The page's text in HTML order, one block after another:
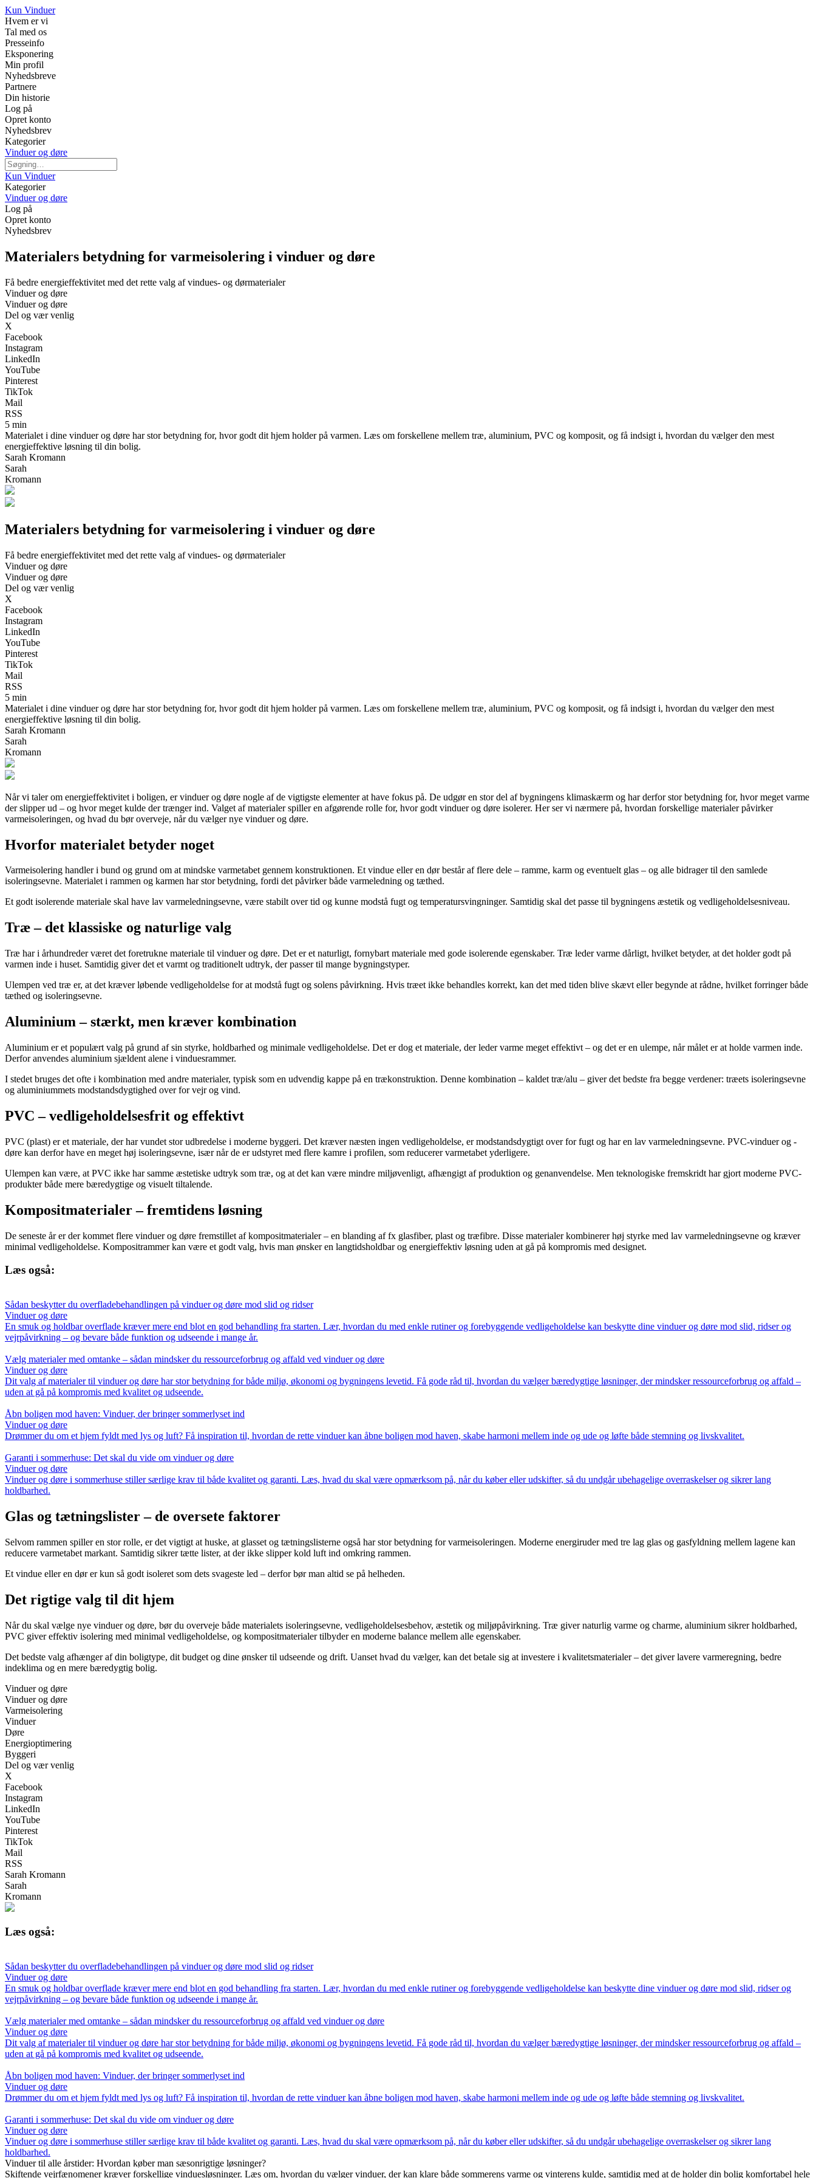
Kun Vinduer
Hvem er vi
Tal med os
Presseinfo
Eksponering
Min profil
Nyhedsbreve
Partnere
Din historie
Log på
Opret konto
Nyhedsbrev
Kategorier
Vinduer og døre
Kun Vinduer
Kategorier
Vinduer og døre
Log på
Opret konto
Nyhedsbrev
Materialers betydning for varmeisolering i vinduer og døre
Få bedre energieffektivitet med det rette valg af vindues- og dørmaterialer
Vinduer og døre
Vinduer og døre
Del og vær venlig
X
Facebook
Instagram
LinkedIn
YouTube
Pinterest
TikTok
Mail
RSS
5 min
Materialet i dine vinduer og døre har stor betydning for, hvor godt dit hjem holder på varmen. Læs om forskellene mellem træ, aluminium, PVC og komposit, og få indsigt i, hvordan du vælger den mest
energieffektive løsning til din bolig.
Sarah Kromann
Sarah
Kromann
Materialers betydning for varmeisolering i vinduer og døre
Få bedre energieffektivitet med det rette valg af vindues- og dørmaterialer
Vinduer og døre
Vinduer og døre
Del og vær venlig
X
Facebook
Instagram
LinkedIn
YouTube
Pinterest
TikTok
Mail
RSS
5 min
Materialet i dine vinduer og døre har stor betydning for, hvor godt dit hjem holder på varmen. Læs om forskellene mellem træ, aluminium, PVC og komposit, og få indsigt i, hvordan du vælger den mest
energieffektive løsning til din bolig.
Sarah Kromann
Sarah
Kromann
Når vi taler om energieffektivitet i boligen, er vinduer og døre nogle af de vigtigste elementer at have fokus på. De udgør en stor del af bygningens klimaskærm og har derfor stor betydning for, hvor meget varme
der slipper ud – og hvor meget kulde der trænger ind. Valget af materialer spiller en afgørende rolle for, hvor godt vinduer og døre isolerer. Her ser vi nærmere på, hvordan forskellige materialer påvirker
varmeisoleringen, og hvad du bør overveje, når du vælger nye vinduer og døre.
Hvorfor materialet betyder noget
Varmeisolering handler i bund og grund om at mindske varmetabet gennem konstruktionen. Et vindue eller en dør består af flere dele – ramme, karm og eventuelt glas – og alle bidrager til den samlede
isoleringsevne. Materialet i rammen og karmen har stor betydning, fordi det påvirker både varmeledning og tæthed.
Et godt isolerende materiale skal have lav varmeledningsevne, være stabilt over tid og kunne modstå fugt og temperatursvingninger. Samtidig skal det passe til bygningens æstetik og vedligeholdelsesniveau.
Træ – det klassiske og naturlige valg
Træ har i århundreder været det foretrukne materiale til vinduer og døre. Det er et naturligt, fornybart materiale med gode isolerende egenskaber. Træ leder varme dårligt, hvilket betyder, at det holder godt på
varmen inde i huset. Samtidig giver det et varmt og traditionelt udtryk, der passer til mange bygningstyper.
Ulempen ved træ er, at det kræver løbende vedligeholdelse for at modstå fugt og solens påvirkning. Hvis træet ikke behandles korrekt, kan det med tiden blive skævt eller begynde at rådne, hvilket forringer både
tæthed og isoleringsevne.
Aluminium – stærkt, men kræver kombination
Aluminium er et populært valg på grund af sin styrke, holdbarhed og minimale vedligeholdelse. Det er dog et materiale, der leder varme meget effektivt – og det er en ulempe, når målet er at holde varmen inde.
Derfor anvendes aluminium sjældent alene i vinduesrammer.
I stedet bruges det ofte i kombination med andre materialer, typisk som en udvendig kappe på en trækonstruktion. Denne kombination – kaldet træ/alu – giver det bedste fra begge verdener: træets isoleringsevne
og aluminiummets modstandsdygtighed over for vejr og vind.
PVC – vedligeholdelsesfrit og effektivt
PVC (plast) er et materiale, der har vundet stor udbredelse i moderne byggeri. Det kræver næsten ingen vedligeholdelse, er modstandsdygtigt over for fugt og har en lav varmeledningsevne. PVC-vinduer og -
døre kan derfor have en meget høj isoleringsevne, især når de er udstyret med flere kamre i profilen, som reducerer varmetabet yderligere.
Ulempen kan være, at PVC ikke har samme æstetiske udtryk som træ, og at det kan være mindre miljøvenligt, afhængigt af produktion og genanvendelse. Men teknologiske fremskridt har gjort moderne PVC-
produkter både mere bæredygtige og visuelt tiltalende.
Kompositmaterialer – fremtidens løsning
De seneste år er der kommet flere vinduer og døre fremstillet af kompositmaterialer – en blanding af fx glasfiber, plast og træfibre. Disse materialer kombinerer høj styrke med lav varmeledningsevne og kræver
minimal vedligeholdelse. Kompositrammer kan være et godt valg, hvis man ønsker en langtidsholdbar og energieffektiv løsning uden at gå på kompromis med designet.
Læs også:
Sådan beskytter du overfladebehandlingen på vinduer og døre mod slid og ridser
Vinduer og døre
En smuk og holdbar overflade kræver mere end blot en god behandling fra starten. Lær, hvordan du med enkle rutiner og forebyggende vedligeholdelse kan beskytte dine vinduer og døre mod slid, ridser og
vejrpåvirkning – og bevare både funktion og udseende i mange år.
Vælg materialer med omtanke – sådan mindsker du ressourceforbrug og affald ved vinduer og døre
Vinduer og døre
Dit valg af materialer til vinduer og døre har stor betydning for både miljø, økonomi og bygningens levetid. Få gode råd til, hvordan du vælger bæredygtige løsninger, der mindsker ressourceforbrug og affald –
uden at gå på kompromis med kvalitet og udseende.
Åbn boligen mod haven: Vinduer, der bringer sommerlyset ind
Vinduer og døre
Drømmer du om et hjem fyldt med lys og luft? Få inspiration til, hvordan de rette vinduer kan åbne boligen mod haven, skabe harmoni mellem inde og ude og løfte både stemning og livskvalitet.
Garanti i sommerhuse: Det skal du vide om vinduer og døre
Vinduer og døre
Vinduer og døre i sommerhuse stiller særlige krav til både kvalitet og garanti. Læs, hvad du skal være opmærksom på, når du køber eller udskifter, så du undgår ubehagelige overraskelser og sikrer lang
holdbarhed.
Glas og tætningslister – de oversete faktorer
Selvom rammen spiller en stor rolle, er det vigtigt at huske, at glasset og tætningslisterne også har stor betydning for varmeisoleringen. Moderne energiruder med tre lag glas og gasfyldning mellem lagene kan
reducere varmetabet markant. Samtidig sikrer tætte lister, at der ikke slipper kold luft ind omkring rammen.
Et vindue eller en dør er kun så godt isoleret som dets svageste led – derfor bør man altid se på helheden.
Det rigtige valg til dit hjem
Når du skal vælge nye vinduer og døre, bør du overveje både materialets isoleringsevne, vedligeholdelsesbehov, æstetik og miljøpåvirkning. Træ giver naturlig varme og charme, aluminium sikrer holdbarhed,
PVC giver effektiv isolering med minimal vedligeholdelse, og kompositmaterialer tilbyder en moderne balance mellem alle egenskaber.
Det bedste valg afhænger af din boligtype, dit budget og dine ønsker til udseende og drift. Uanset hvad du vælger, kan det betale sig at investere i kvalitetsmaterialer – det giver lavere varmeregning, bedre
indeklima og en mere bæredygtig bolig.
Vinduer og døre
Vinduer og døre
Varmeisolering
Vinduer
Døre
Energioptimering
Byggeri
Del og vær venlig
X
Facebook
Instagram
LinkedIn
YouTube
Pinterest
TikTok
Mail
RSS
Sarah Kromann
Sarah
Kromann
Læs også:
Sådan beskytter du overfladebehandlingen på vinduer og døre mod slid og ridser
Vinduer og døre
En smuk og holdbar overflade kræver mere end blot en god behandling fra starten. Lær, hvordan du med enkle rutiner og forebyggende vedligeholdelse kan beskytte dine vinduer og døre mod slid, ridser og
vejrpåvirkning – og bevare både funktion og udseende i mange år.
Vælg materialer med omtanke – sådan mindsker du ressourceforbrug og affald ved vinduer og døre
Vinduer og døre
Dit valg af materialer til vinduer og døre har stor betydning for både miljø, økonomi og bygningens levetid. Få gode råd til, hvordan du vælger bæredygtige løsninger, der mindsker ressourceforbrug og affald –
uden at gå på kompromis med kvalitet og udseende.
Åbn boligen mod haven: Vinduer, der bringer sommerlyset ind
Vinduer og døre
Drømmer du om et hjem fyldt med lys og luft? Få inspiration til, hvordan de rette vinduer kan åbne boligen mod haven, skabe harmoni mellem inde og ude og løfte både stemning og livskvalitet.
Garanti i sommerhuse: Det skal du vide om vinduer og døre
Vinduer og døre
Vinduer og døre i sommerhuse stiller særlige krav til både kvalitet og garanti. Læs, hvad du skal være opmærksom på, når du køber eller udskifter, så du undgår ubehagelige overraskelser og sikrer lang
holdbarhed.
Vinduer til alle årstider: Hvordan køber man sæsonrigtige løsninger?
Skiftende vejrfænomener kræver forskellige vinduesløsninger. Læs om, hvordan du vælger vinduer, der kan klare både sommerens varme og vinterens kulde, samtidig med at de holder din bolig komfortabel hele